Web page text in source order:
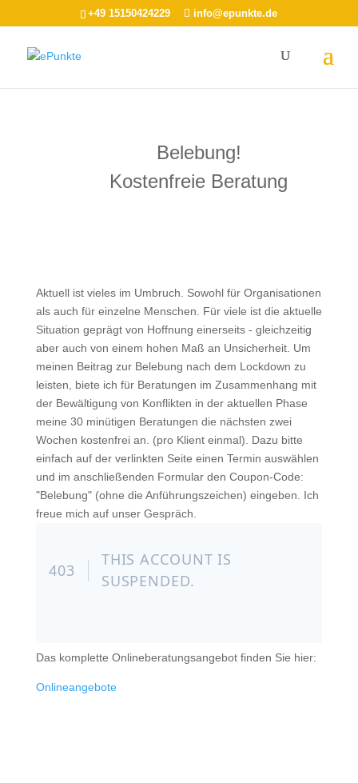
+49 15150424229 info@epunkte.de
Belebung!
Kostenfreie Beratung
Aktuell ist vieles im Umbruch. Sowohl für Organisationen
als auch für einzelne Menschen. Für viele ist die aktuelle
Situation geprägt von Hoffnung einerseits - gleichzeitig
aber auch von einem hohen Maß an Unsicherheit. Um
meinen Beitrag zur Belebung nach dem Lockdown zu
leisten, biete ich für Beratungen im Zusammenhang mit
der Bewältigung von Konflikten in der aktuellen Phase
meine 30 minütigen Beratungen die nächsten zwei
Wochen kostenfrei an. (pro Klient einmal). Dazu bitte
einfach auf der verlinkten Seite einen Termin auswählen
und im anschließenden Formular den Coupon-Code:
"Belebung" (ohne die Anführungszeichen) eingeben. Ich
freue mich auf unser Gespräch.
Das komplette Onlineberatungsangebot finden Sie hier:
Onlineangebote